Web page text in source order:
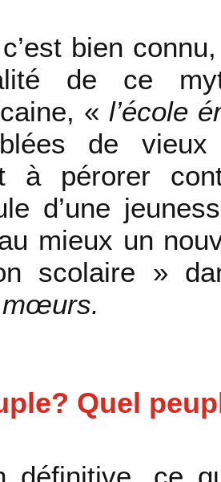
bien
de ce
« l’école
de vieux
à pérorer
d’une
mieux un
scolaire »
Quel